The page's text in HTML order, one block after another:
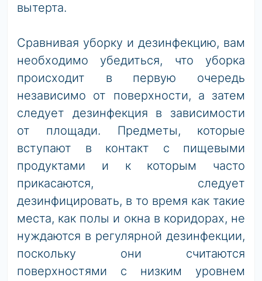
вытерта.
Сравнивая уборку и дезинфекцию, вам
необходимо убедиться, что уборка
происходит в первую очередь
независимо от поверхности, а затем
следует дезинфекция в зависимости
от площади. Предметы, которые
вступают в контакт с пищевыми
продуктами и к которым часто
прикасаются, следует
дезинфицировать, в то время как такие
места, как полы и окна в коридорах, не
нуждаются в регулярной дезинфекции,
поскольку они считаются
поверхностями с низким уровнем